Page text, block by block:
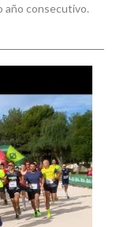
año consecutivo.